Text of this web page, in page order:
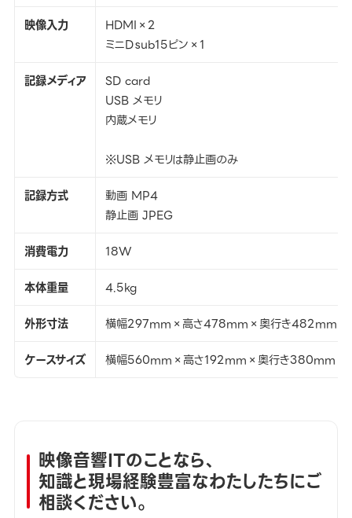
映像入力
HDMI×2
ミニDｓub15ピン×1
記録メディア
SD card
USB メモリ
内蔵メモリ
※USB メモリは静止画のみ
記録方式
動画 MP4
静止画 JPEG
消費電力
18W
本体重量
4.5kg
外形寸法
横幅297mm×高さ478mm×奥行き482mm
ケースサイズ
横幅560mm×高さ192mm×奥行き380mm
映像音響ITのことなら、
知識と現場経験豊富なわたしたちにご
相談ください。